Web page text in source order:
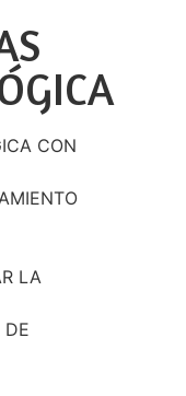
CON
LA
DE